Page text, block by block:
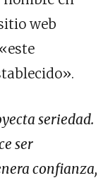
web
seriedad.
ser
confianza,